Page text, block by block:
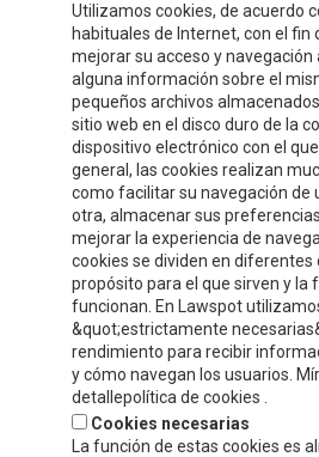
Utilizamos cookies, de acuerdo
habituales de Internet, con el fin
mejorar su acceso y navegación
alguna información sobre el
pequeños archivos
sitio web en el disco duro de la
dispositivo electrónico con el
general, las cookies realizan
como facilitar su navegación de
otra, almacenar sus
mejorar la experiencia de
cookies se dividen en diferentes
propósito para el que sirven y la
funcionan. En Lawspot
&quot;estrictamente
rendimiento para recibir
y cómo navegan los usuarios.
detallepolítica de cookies .
Cookies necesarias
La función de estas cookies es
CONTACT INFORMATION
Compre y Compare S.A.
Polígono Tejerías, zona sur, Calle G
Calahorra, La Rioja
+34 941 132 803
+34 941 132 512
info@celorrio.com